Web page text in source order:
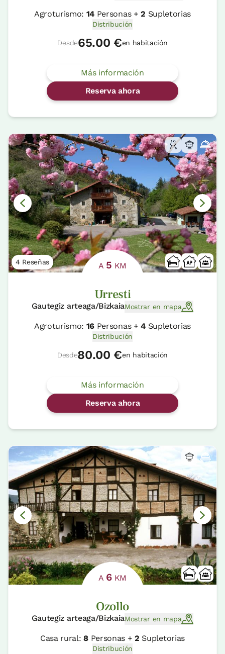
Agroturismo: 14 Personas +2 Supletorias
Distribución
Desde65.00 €en habitación
Más información
Reserva ahora
4 Reseñas A 5 KM
Urresti
Gautegiz arteaga/BizkaiaMostrar en mapa
Agroturismo: 16 Personas +4Supletorias
Distribución
Desde80.00 €en habitación
Más información
Reserva ahora
A 6 KM
Ozollo
Gautegiz arteaga/BizkaiaMostrar en mapa
Casa rural:8Personas +2 Supletorias
Distribución